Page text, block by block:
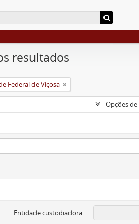
resultados
Federal de Viçosa
Opções
Entidade custodiadora